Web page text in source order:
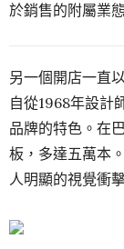
於銷售的附屬業
另一個開店一直
自從1968年設計
品牌的特色。在
板，多達五萬本
人明顯的視覺衝